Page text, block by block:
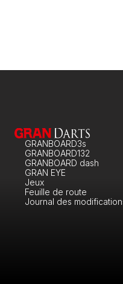
GRANBOARD3s
GRANBOARD132
GRANBOARD dash
GRAN EYE
Jeux
Feuille de route
Journal des